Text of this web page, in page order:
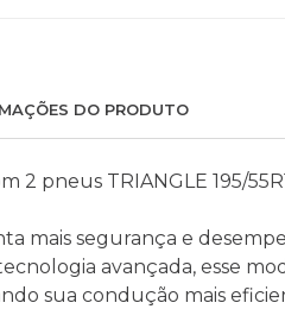
DO PRODUTO
2 pneus TRIANGLE 195/
mais segurança e
avançada, esse
sua condução mais